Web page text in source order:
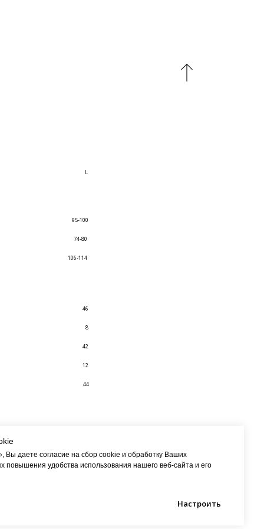
L
95-100
74-80
106-114
46
8
42
12
44
Вы даете согласие на сбор cookie и обработку Ваших
повышения удобства использования нашего веб-сайта и его
Настроить